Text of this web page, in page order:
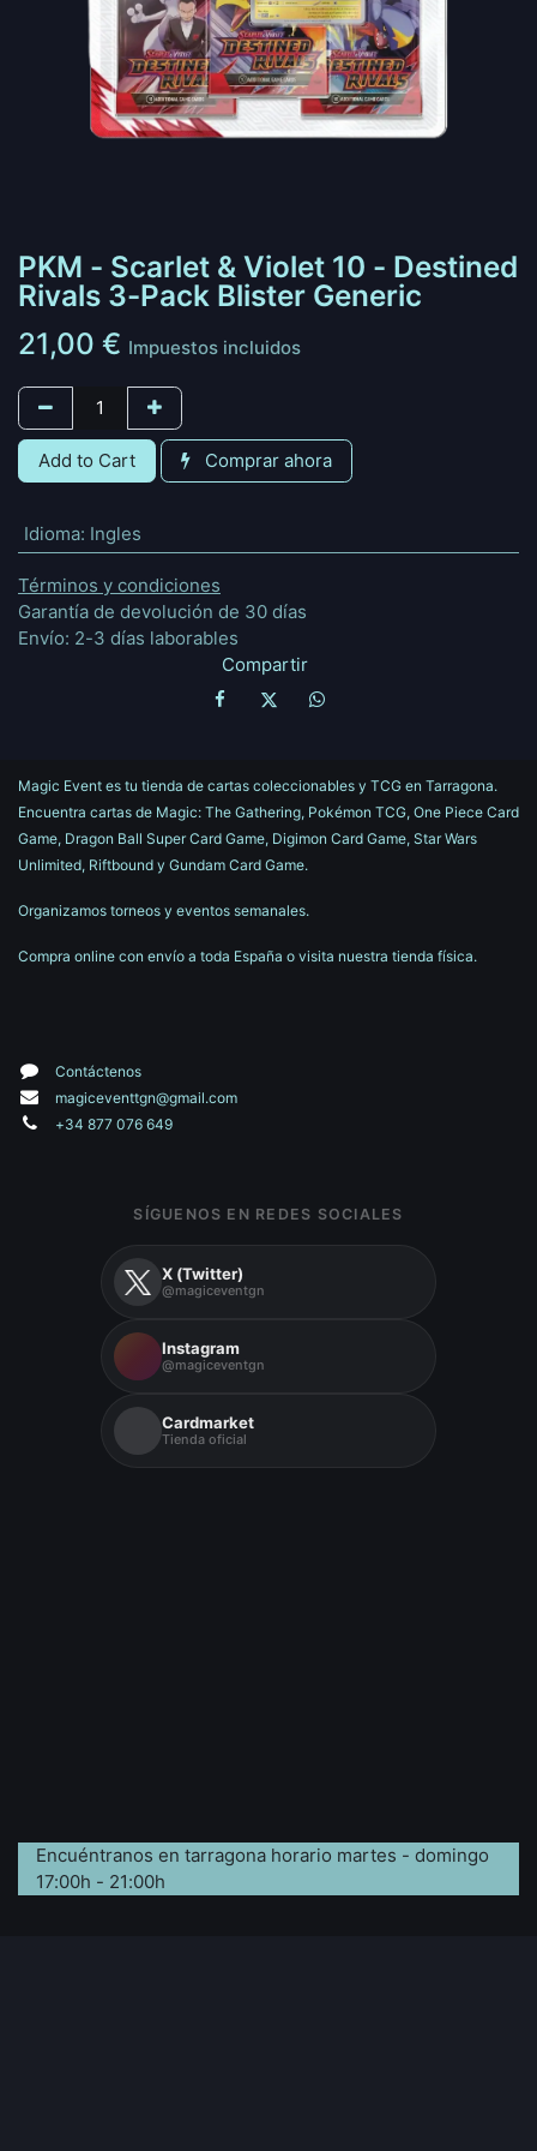
PKM - Scarlet & Violet 10 - Destined
Rivals 3-Pack Blister Generic
21,00 € Impuestos incluidos
Add to Cart Comprar ahora
Idioma: Ingles
Términos y condiciones
Garantía de devolución de 30 días
Envío: 2-3 días laborables
Compartir
Magic Event es tu tienda de cartas coleccionables y TCG en Tarragona.
Encuentra cartas de Magic: The Gathering, Pokémon TCG, One Piece Card
Game, Dragon Ball Super Card Game, Digimon Card Game, Star Wars
Unlimited, Riftbound y Gundam Card Game.
Organizamos torneos y eventos semanales.
Compra online con envío a toda España o visita nuestra tienda física.
Contáctenos
magiceventtgn@gmail.com
+34 877 076 649
SÍGUENOS EN REDES SOCIALES
X (Twitter)
@magiceventgn
Instagram
@magiceventgn
Cardmarket
Tienda oficial
Encuéntranos en tarragona horario martes - domingo
17:00h - 21:00h